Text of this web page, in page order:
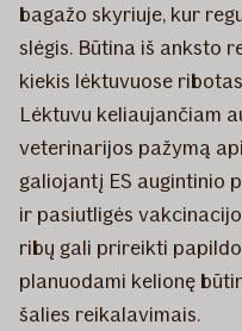
bagažo skyriuje, kur
slėgis. Būtina iš anksto
kiekis lėktuvuose
Lėktuvu keliaujančiam
veterinarijos pažymą
galiojantį ES augintinio
ir pasiutligės
ribų gali prireikti
planuodami kelionę
šalies reikalavimais.